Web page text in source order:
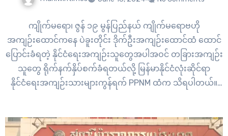
ကျိုက်မရော၊ ဇွန် ၁၉ မွန်ပြည်နယ် ကျိုက်မရောဗဟို
အကျဉ်းထောင်ကနေ ပဲခူးတိုင်း ဒိုက်ဦးအကျဉ်းထောင်ထံ ထောင်
ပြောင်းခံရတဲ့ နိုင်ငံရေးအကျဉ်းသူတွေအပါအဝင် တခြားအကျဉ်း
သူတွေ ရိုက်နက်နှိပ်စက်ခံရတယ်လို့ မြန်မာနိုင်ငံလုံးဆိုင်ရာ
နိုင်ငံရေးအကျဉ်းသားများကွန်ရက် PPNM ထံက သိရပါတယ်။
အကျဉ်းသားတွေအပါအဝင် အကျဉ်းသား ၁၆၀ ကျော်ဟာ…